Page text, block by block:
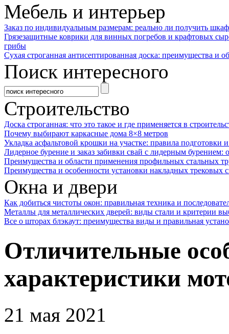
Мебель и интерьер
Заказ по индивидуальным размерам: реально ли получить
Грязезащитные коврики для винных погребов и крафтовых
грибы
Сухая строганная антисептированная доска: преимущества и
Поиск интересного
Строительство
Доска строганная: что это такое и где применяется в
Почему выбирают каркасные дома 8×8 метров
Укладка асфальтовой крошки на участке: правила подготовки
Лидерное бурение и заказ забивки свай с лидерным бурением:
Преимущества и области применения профильных стальных
Преимущества и особенности установки накладных трековых
Окна и двери
Как добиться чистоты окон: правильная техника и
Металлы для металлических дверей: виды стали и критерии
Все о шторах блэкаут: преимущества виды и правильная
Отличительные
характеристики
21 мая 2021